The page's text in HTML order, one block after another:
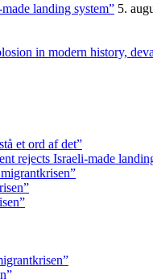
landing system” 5.
in modern history,
et ord af det”
rejects Israeli-made